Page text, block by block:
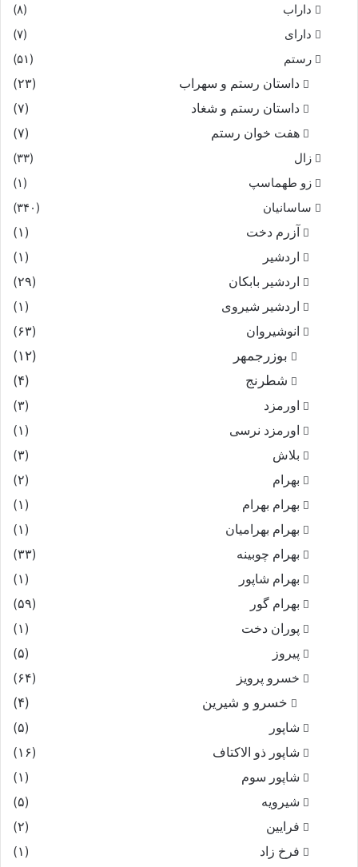
داراب
(۸)
دارای
(۷)
رستم
(۵۱)
داستان رستم و سهراب
(۲۳)
داستان رستم و شغاد
(۷)
هفت خوان رستم‏
(۷)
زال
(۳۳)
زو طهماسپ‏
(۱)
ساسانیان
(۳۴۰)
آزرم دخت
(۱)
اردشیر
(۱)
اردشیر بابکان
(۲۹)
اردشیر شیروی
(۱)
انوشیروان
(۶۳)
بوزرجمهر
(۱۲)
شطرنج
(۴)
اورمزد
(۳)
اورمزد نرسى‏
(۱)
بلاش
(۳)
بهرام
(۲)
بهرام بهرام
(۱)
بهرام بهرامیان‏
(۱)
بهرام چوبینه
(۳۳)
بهرام شاپور
(۱)
بهرام گور
(۵۹)
پوران دخت
(۱)
پیروز
(۵)
خسرو پرویز
(۶۴)
خسرو و شیرین (۴)
شاپور
(۵)
شاپور ذو الاکتاف
(۱۶)
شاپور سوم‏
(۱)
شیرویه
(۵)
فرایین
(۲)
فرخ زاد
(۱)